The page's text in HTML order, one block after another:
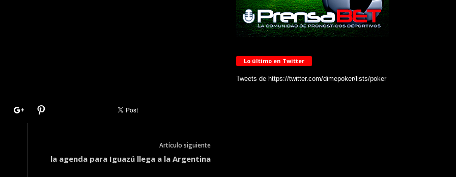
Artículo siguiente
la agenda para Iguazú llega a la Argentina
Lo último en Twitter
Tweets de https://twitter.com/dimepoker/lists/poker